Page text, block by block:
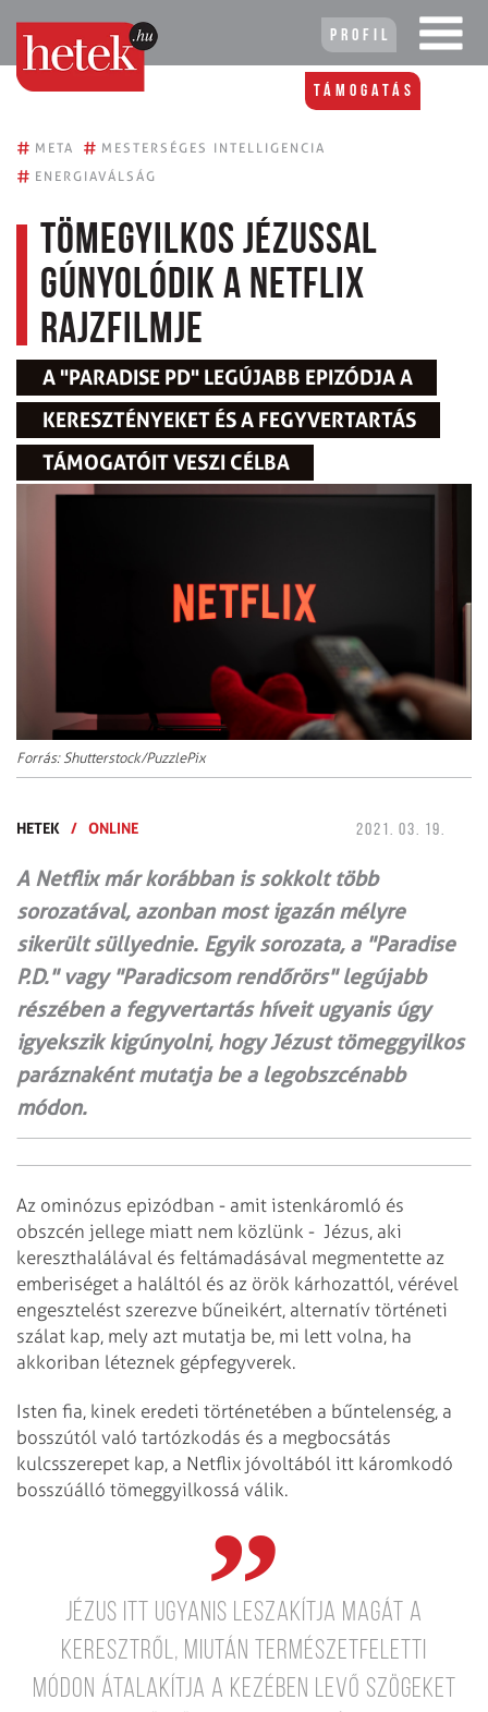
Profil
Támogatás
# META # MESTERSÉGES INTELLIGENCIA
# ENERGIAVÁLSÁG
Tömegyilkos Jézussal
gúnyolódik a Netflix
rajzfilmje
A "PARADISE PD" LEGÚJABB EPIZÓDJA A
KERESZTÉNYEKET ÉS A FEGYVERTARTÁS
TÁMOGATÓIT VESZI CÉLBA
Forrás: Shutterstock/PuzzlePix
HETEK / ONLINE 2021. 03. 19.
A Netflix már korábban is sokkolt több
sorozatával, azonban most igazán mélyre
sikerült süllyednie. Egyik sorozata, a "Paradise
P.D." vagy "Paradicsom rendőrörs" legújabb
részében a fegyvertartás híveit ugyanis úgy
igyekszik kigúnyolni, hogy Jézust tömeggyilkos
paráznaként mutatja be a legobszcénabb
módon.
Az ominózus epizódban - amit istenkáromló és
obszcén jellege miatt nem közlünk - Jézus, aki
kereszthalálával és feltámadásával megmentette az
emberiséget a haláltól és az örök kárhozattól, vérével
engesztelést szerezve bűneikért, alternatív történeti
szálat kap, mely azt mutatja be, mi lett volna, ha
akkoriban léteznek gépfegyverek.
Isten fia, kinek eredeti történetében a bűntelenség, a
bosszútól való tartózkodás és a megbocsátás
kulcsszerepet kap, a Netflix jóvoltából itt káromkodó
bosszúálló tömeggyilkossá válik.
Jézus itt ugyanis leszakítja magát a
keresztről, miután természetfeletti
módon átalakítja a kezében levő szögeket